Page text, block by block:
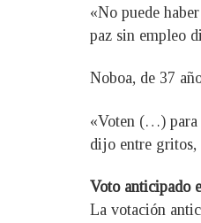
«No puede
paz sin empleo
Noboa, de 37
«Voten (…) para
dijo entre gritos,
Voto anticipado
La votación